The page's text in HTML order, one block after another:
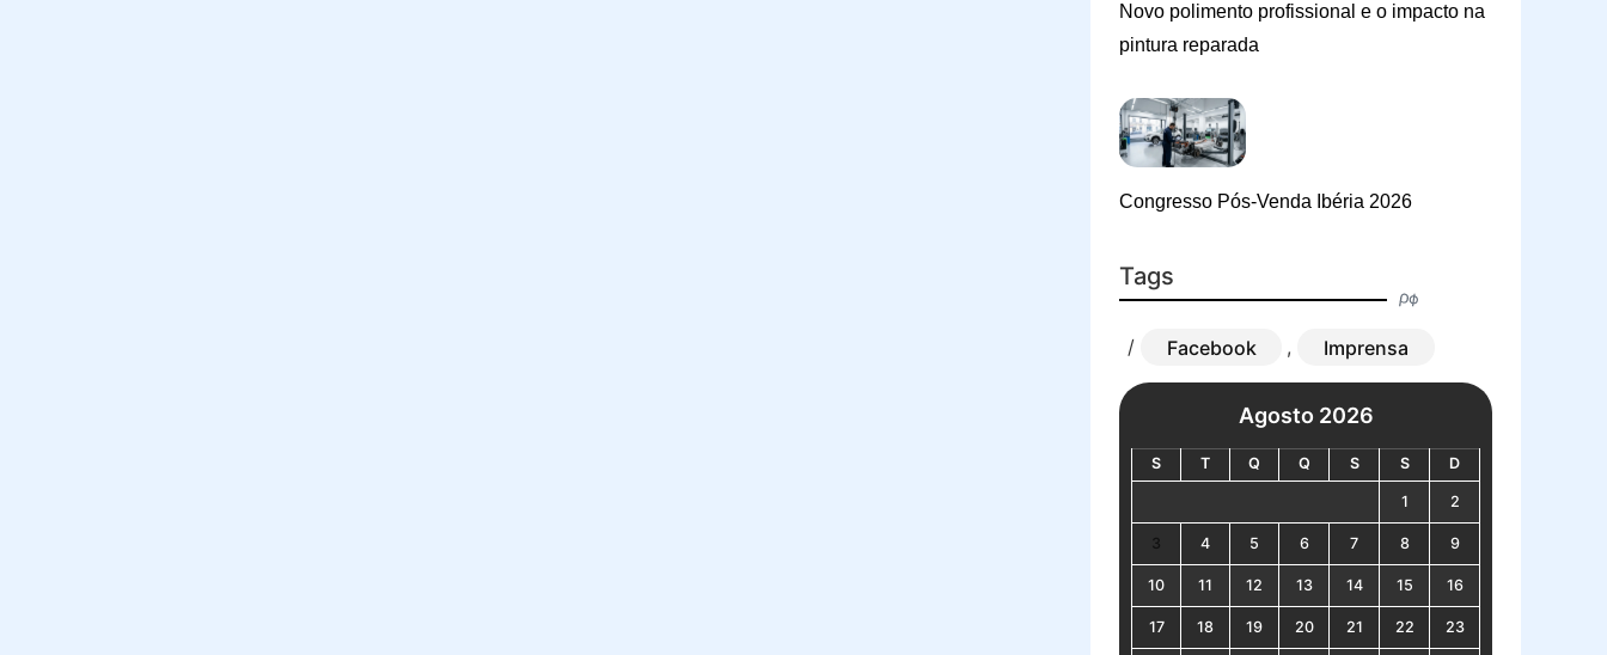
Novo polimento profissional e o impacto na
pintura reparada
Congresso Pós-Venda Ibéria 2026
Tags
/ Facebook , Imprensa
Agosto 2026
S T Q Q S S D
1 2
3 4 5 6 7 8 9
10 11 12 13 14 15 16
17 18 19 20 21 22 23